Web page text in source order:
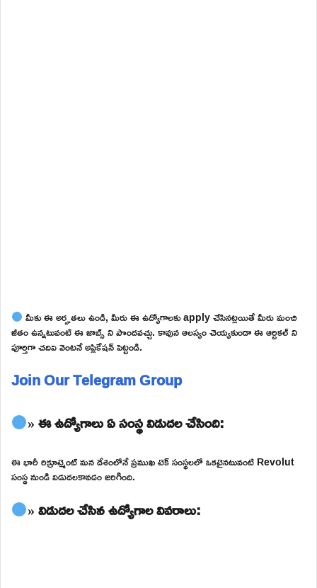
మీకు ఈ అర్హతలు ఉండి, మీరు ఈ ఉద్యోగాలకు apply చేసినట్లయితే మీరు మంచి
జీతం ఉన్నటువంటి ఈ జాబ్స్ ని పొందవచ్చు. కావున ఆలస్యం చెయ్యకుండా ఈ ఆర్టికల్ ని
పూర్తిగా చదివి వెంటనే అప్లికేషన్ పెట్టండి.
Join Our Telegram Group
» ఈ ఉద్యోగాలు ఏ సంస్థ విడుదల చేసింది:
ఈ భారీ రిక్రూట్మెంట్ మన దేశంలోనే ప్రముఖ టెక్ సంస్థలలో ఒకటైనటువంటి Revolut
సంస్థ నుండి విడుదలకావడం జరిగింది.
» విడుదల చేసిన ఉద్యోగాల వివరాలు: